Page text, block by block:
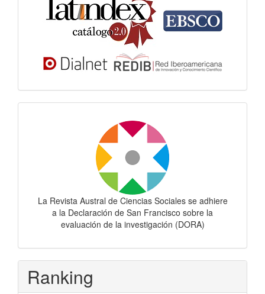
La Revista Austral de Ciencias Sociales se adhiere
a la Declaración de San Francisco sobre la
evaluación de la investigación (DORA)
Ranking